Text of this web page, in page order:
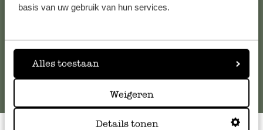
basis van uw gebruik van hun services.
Alles toestaan
Weigeren
Details tonen
Online-Kundenservice